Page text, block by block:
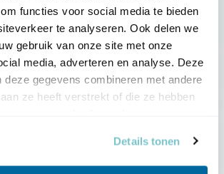
functies voor social media te bieden
te analyseren. Ook delen we
gebruik van onze site met onze
media, adverteren en analyse. Deze
deze gegevens combineren met andere
ze heeft verstrekt of die ze hebben
Details tonen